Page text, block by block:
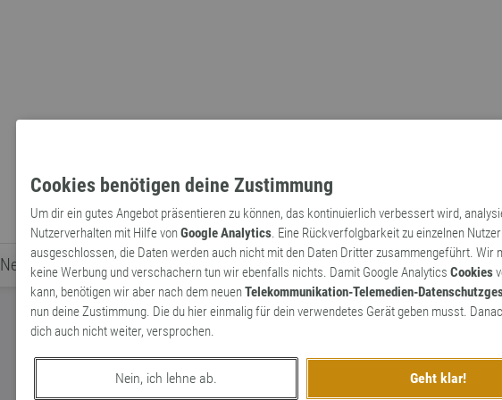
Cookies benötigen deine Zustimmung
Um dir ein gutes Angebot präsentieren zu können, das kontinuierlich verbessert wird,
Nutzerverhalten mit Hilfe vonGoogle Analytics. Eine Rückverfolgbarkeit zu einzelnen
ausgeschlossen, die Daten werden auch nicht mit den Daten Dritter zusammengeführt. Wir
keine Werbung und verschachern tun wir ebenfalls nichts. Damit Google Analytics Cookies
kann, benötigen wir aber nach dem neuenTelekommunikation-Telemedien-
nun deine Zustimmung. Die du hier einmalig für dein verwendetes Gerät geben musst.
dich auch nicht weiter, versprochen.
Nein, ich lehne ab. Geht klar!
Neologismen Archaismen Markennamen